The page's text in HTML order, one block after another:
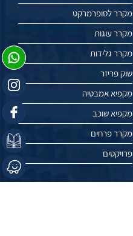
מקרר לסופרמרקט
מקרר עוגות
מקרר גלידות
שוק פריזר
מקפיא אמבטיה
מקפיא שוכב
מקרר פרחים
פרויקטים